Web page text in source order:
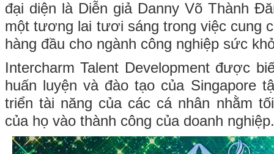
đại diện là Diễn giả Danny Võ Thành
một tương lai tươi sáng trong việc cung
hàng đầu cho ngành công nghiệp sức
Intercharm Talent Development được
huấn luyện và đào tạo của Singapore
triển tài năng của các cá nhân nhằm
của họ vào thành công của doanh nghiệp.